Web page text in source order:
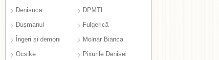
Denisuca
DPMTL
Dușmanul
Fulgerică
Îngeri și demoni
Molnar Bianca
Ocsike
Pixurile Denisei